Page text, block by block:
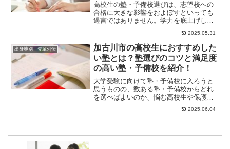
高校生の塾・予備校選びは、志望校への
合格に大きな影響をおよぼすといっても
過言ではありません。学力を底上げして
志望校の合格率を高めるなら、さまざま
2025.05.31
出身地別｜先輩列伝
加古川市の高校生におすすめした
い塾とは？塾選びのコツと満足度
の高い塾・予備校を紹介！
大学受験に向けて塾・予備校に入ろうと
思うものの、数ある塾・予備校からどれ
を選べばよいのか、悩む高校生や保護者
の方は少なくないでしょう。この記事で
2025.06.04